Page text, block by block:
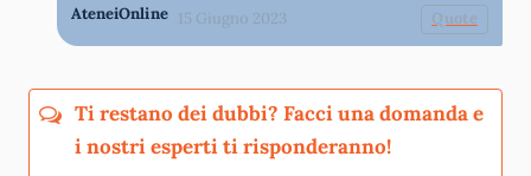
AteneiOnline 15 Giugno 2023 Quote